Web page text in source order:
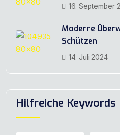
16. September
Moderne
Schützen
14. Juli 2024
Hilfreiche Keywords